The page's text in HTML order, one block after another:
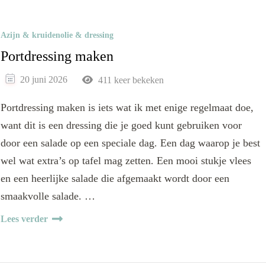
Azijn & kruidenolie & dressing
Portdressing maken
20 juni 2026 411 keer bekeken
Portdressing maken is iets wat ik met enige regelmaat doe,
want dit is een dressing die je goed kunt gebruiken voor
door een salade op een speciale dag. Een dag waarop je best
wel wat extra’s op tafel mag zetten. Een mooi stukje vlees
en een heerlijke salade die afgemaakt wordt door een
smaakvolle salade. …
Lees verder